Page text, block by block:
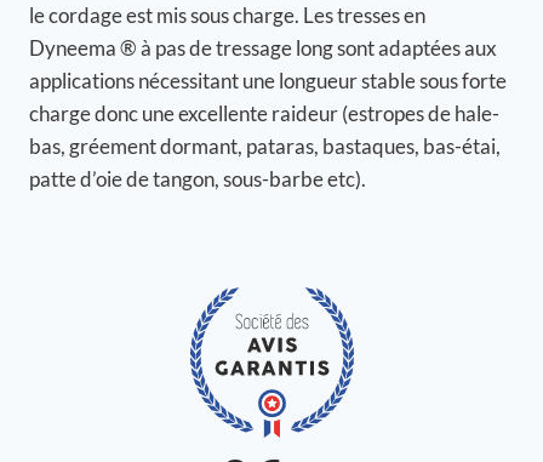
le cordage est mis sous charge. Les tresses en
Dyneema ® à pas de tressage long sont adaptées aux
applications nécessitant une longueur stable sous forte
charge donc une excellente raideur (estropes de hale-
bas, gréement dormant, pataras, bastaques, bas-étai,
patte d’oie de tangon, sous-barbe etc).